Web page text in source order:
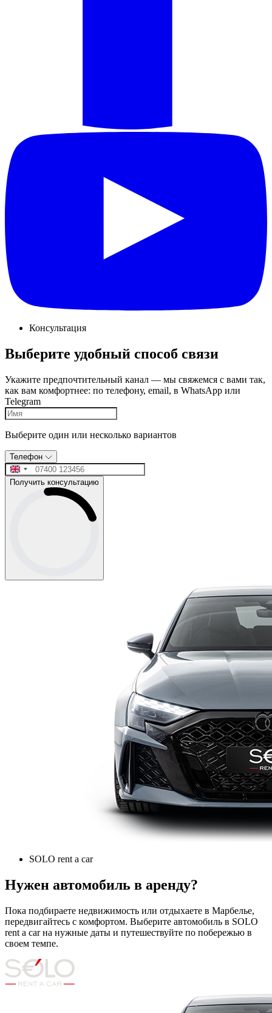
Консультация
Выберите удобный способ связи
Укажите предпочтительный канал — мы свяжемся с вами так,
как вам комфортнее: по телефону, email, в WhatsApp или
Telegram
Выберите один или несколько вариантов
Телефон
Получить консультацию
SOLO rent a car
Нужен автомобиль в аренду?
Пока подбираете недвижимость или отдыхаете в Марбелье,
передвигайтесь с комфортом. Выберите автомобиль в SOLO
rent a car на нужные даты и путешествуйте по побережью в
своем темпе.